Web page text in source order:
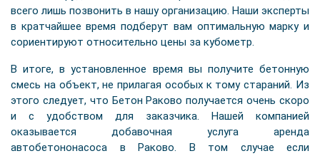
всего лишь позвонить в нашу организацию. Наши эксперты
в кратчайшее время подберут вам оптимальную марку и
сориентируют относительно цены за кубометр.
В итоге, в установленное время вы получите бетонную
смесь на объект, не прилагая особых к тому стараний. Из
этого следует, что Бетон Раково получается очень скоро
и с удобством для заказчика. Нашей компанией
оказывается добавочная услуга аренда
автобетононасоса в Раково. В том случае если